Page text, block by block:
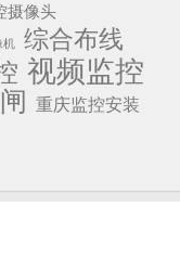
摄像头
机 综合布线
视频监控
重庆监控安装